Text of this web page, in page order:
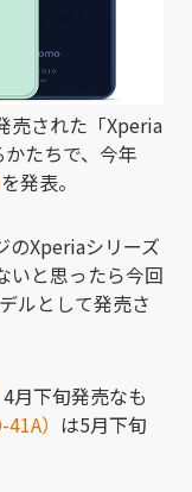
売された「Xperia
たちで、今年
を発表。
のXperiaシリーズ
いと思ったら今回
ルとして発売さ
4月下旬発売なも
） は5月下旬